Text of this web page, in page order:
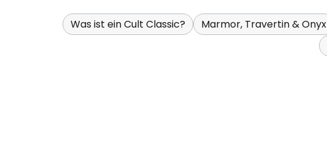
Was ist ein Cult Classic? Marmor, Travertin & Onyx